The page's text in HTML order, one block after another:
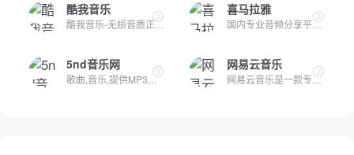
酷我音乐
酷我音乐-无损音质正版在线试听网站，酷我音乐为您提供高品质音...
喜马拉雅
国内专业音频分享平台，随时随地，听我想听！4亿用户选择的在线...
5nd音乐网
歌曲,音乐,提供MP3歌曲免费下载,歌曲下载,在线试听流行歌曲和好...
网易云音乐
网易云音乐是一款专注于发现与分享的音乐产品，依托专业音乐人...